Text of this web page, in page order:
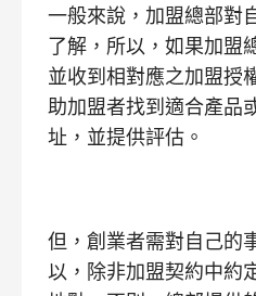
一般來說，加盟總部對
了解，所以，如果加盟
並收到相對應之加盟授
助加盟者找到適合產品
址，並提供評估。
但，創業者需對自己的
以，除非加盟契約中約